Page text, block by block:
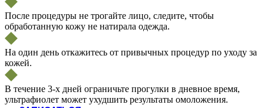
После процедуры не трогайте лицо, следите, чтобы
обработанную кожу не натирала одежда.
На один день откажитесь от привычных процедур по уходу за
кожей.
В течение 3-х дней ограничьте прогулки в дневное время,
ультрафиолет может ухудшить результаты омоложения.